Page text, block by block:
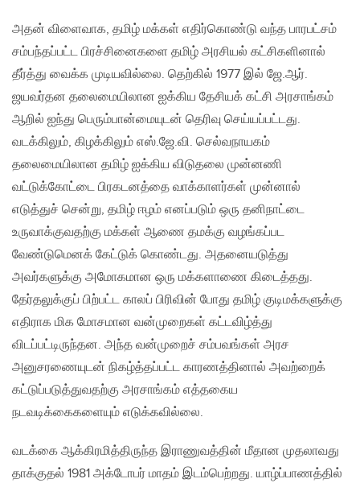
அதன் விளைவாக, தமிழ் மக்கள் எதிர்கொண்டு வந்த பாரபட்சம்
சம்பந்தப்பட்ட பிரச்சினைகளை தமிழ் அரசியல் கட்சிகளினால்
தீர்த்து வைக்க முடியவில்லை. தெற்கில் 1977 இல் ஜே.ஆர்.
ஜயவர்தன தலைமையிலான ஐக்கிய தேசியக் கட்சி அரசாங்கம்
ஆறில் ஐந்து பெரும்பான்மையுடன் தெரிவு செய்யப்பட்டது.
வடக்கிலும், கிழக்கிலும் எஸ்.ஜே.வி. செல்வநாயகம்
தலைமையிலான தமிழ் ஐக்கிய விடுதலை முன்னணி
வட்டுக்கோட்டை பிரகடனத்தை வாக்காளர்கள் முன்னால்
எடுத்துச் சென்று, தமிழ் ஈழம் எனப்படும் ஒரு தனிநாட்டை
உருவாக்குவதற்கு மக்கள் ஆணை தமக்கு வழங்கப்பட
வேண்டுமெனக் கேட்டுக் கொண்டது. அதனையடுத்து
அவர்களுக்கு அமோகமான ஒரு மக்களாணை கிடைத்தது.
தேர்தலுக்குப் பிற்பட்ட காலப் பிரிவின் போது தமிழ் குடிமக்களுக்கு
எதிராக மிக மோசமான வன்முறைகள் கட்டவிழ்த்து
விடப்பட்டிருந்தன. அந்த வன்முறைச் சம்பவங்கள் அரச
அனுசரணையுடன் நிகழ்த்தப்பட்ட காரணத்தினால் அவற்றைக்
கட்டுப்படுத்துவதற்கு அரசாங்கம் எத்தகைய
நடவடிக்கைகளையும் எடுக்கவில்லை.
வடக்கை ஆக்கிரமித்திருந்த இராணுவத்தின் மீதான முதலாவது
தாக்குதல் 1981 அக்டோபர் மாதம் இடம்பெற்றது. யாழ்ப்பாணத்தில்